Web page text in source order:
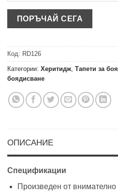
Код: RD126
Категории: Херитидж Тапети за
боядисване
ОПИСАНИЕ
Спецификации
Произведен от